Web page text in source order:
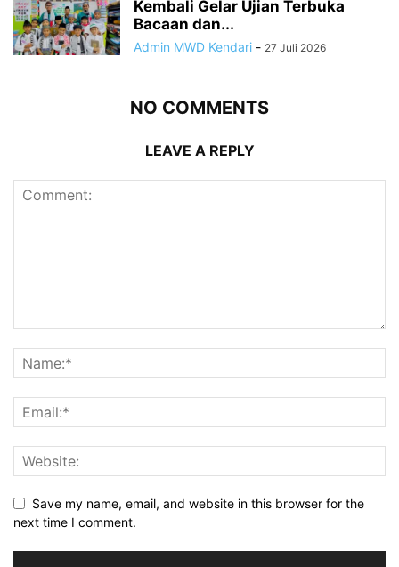
Kembali Gelar Ujian Terbuka
Bacaan dan...
Admin MWD Kendari - 27 Juli 2026
NO COMMENTS
LEAVE A REPLY
Save my name, email, and website in this browser for the
next time I comment.